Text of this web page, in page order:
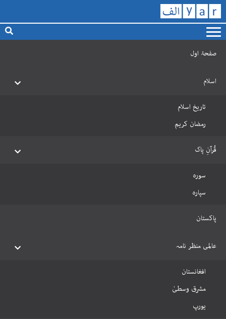
صفحۂ اول
اسلام
تاریخ اسلام
رمضان کریم
قُرآنِ پاک
سورہ
سپارہ
پاکستان
عالمی منظر نامہ
افغانستان
مشرق وسطیٰ
یورپ